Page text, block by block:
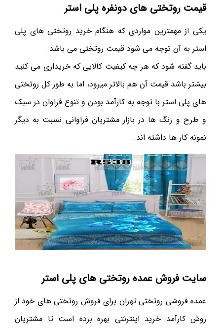
قیمت روتختی های دونفره پلی استر
یکی از مهمترین مواردی که هنگام خرید روتختی های پلی
استر به آن توجه می شود قیمت روتختی می باشد.
باید گفته شود که هر چه کیفیت کالایی که خریداری می کنید
بیشتر باشد قیمت آن هم بالاتر میرود، اما به طور کل روتختی
های پلی استر با توجه به کارآمد بودن و تنوع فراوان در سبک
و طرح و رنگ ها در بازار مشتریان فراوانی نسبت به دیگر
نمونه کار ها داشته اند.
سایت فروش عمده روتختی های پلی استر
عمده فروشی روتختی تهران برای فروش روتختی های خود از
روش کارآمد خرید اینترنتی بهره برده است تا مشتریان